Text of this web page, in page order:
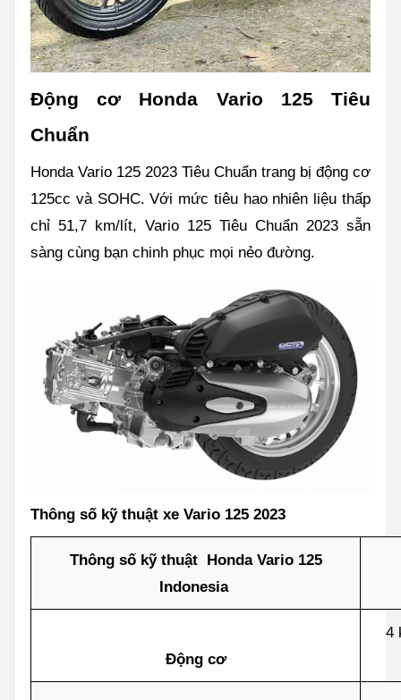
Động cơ Honda Vario 125 Tiêu
Chuẩn
Honda Vario 125 2023 Tiêu Chuẩn trang bị động cơ
125cc và SOHC. Với mức tiêu hao nhiên liệu thấp
chỉ 51,7 km/lít, Vario 125 Tiêu Chuẩn 2023 sẵn
sàng cùng bạn chinh phục mọi nẻo đường.
Thông số kỹ thuật xe Vario 125 2023
Thông số kỹ thuật Honda Vario 125
Indonesia
Động cơ
4